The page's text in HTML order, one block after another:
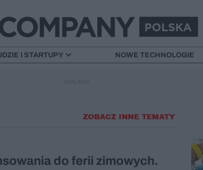
I STARTUPY NOWE TECHNOLOGIE
ZOBACZ INNE TEMATY
do ferii zimowych.